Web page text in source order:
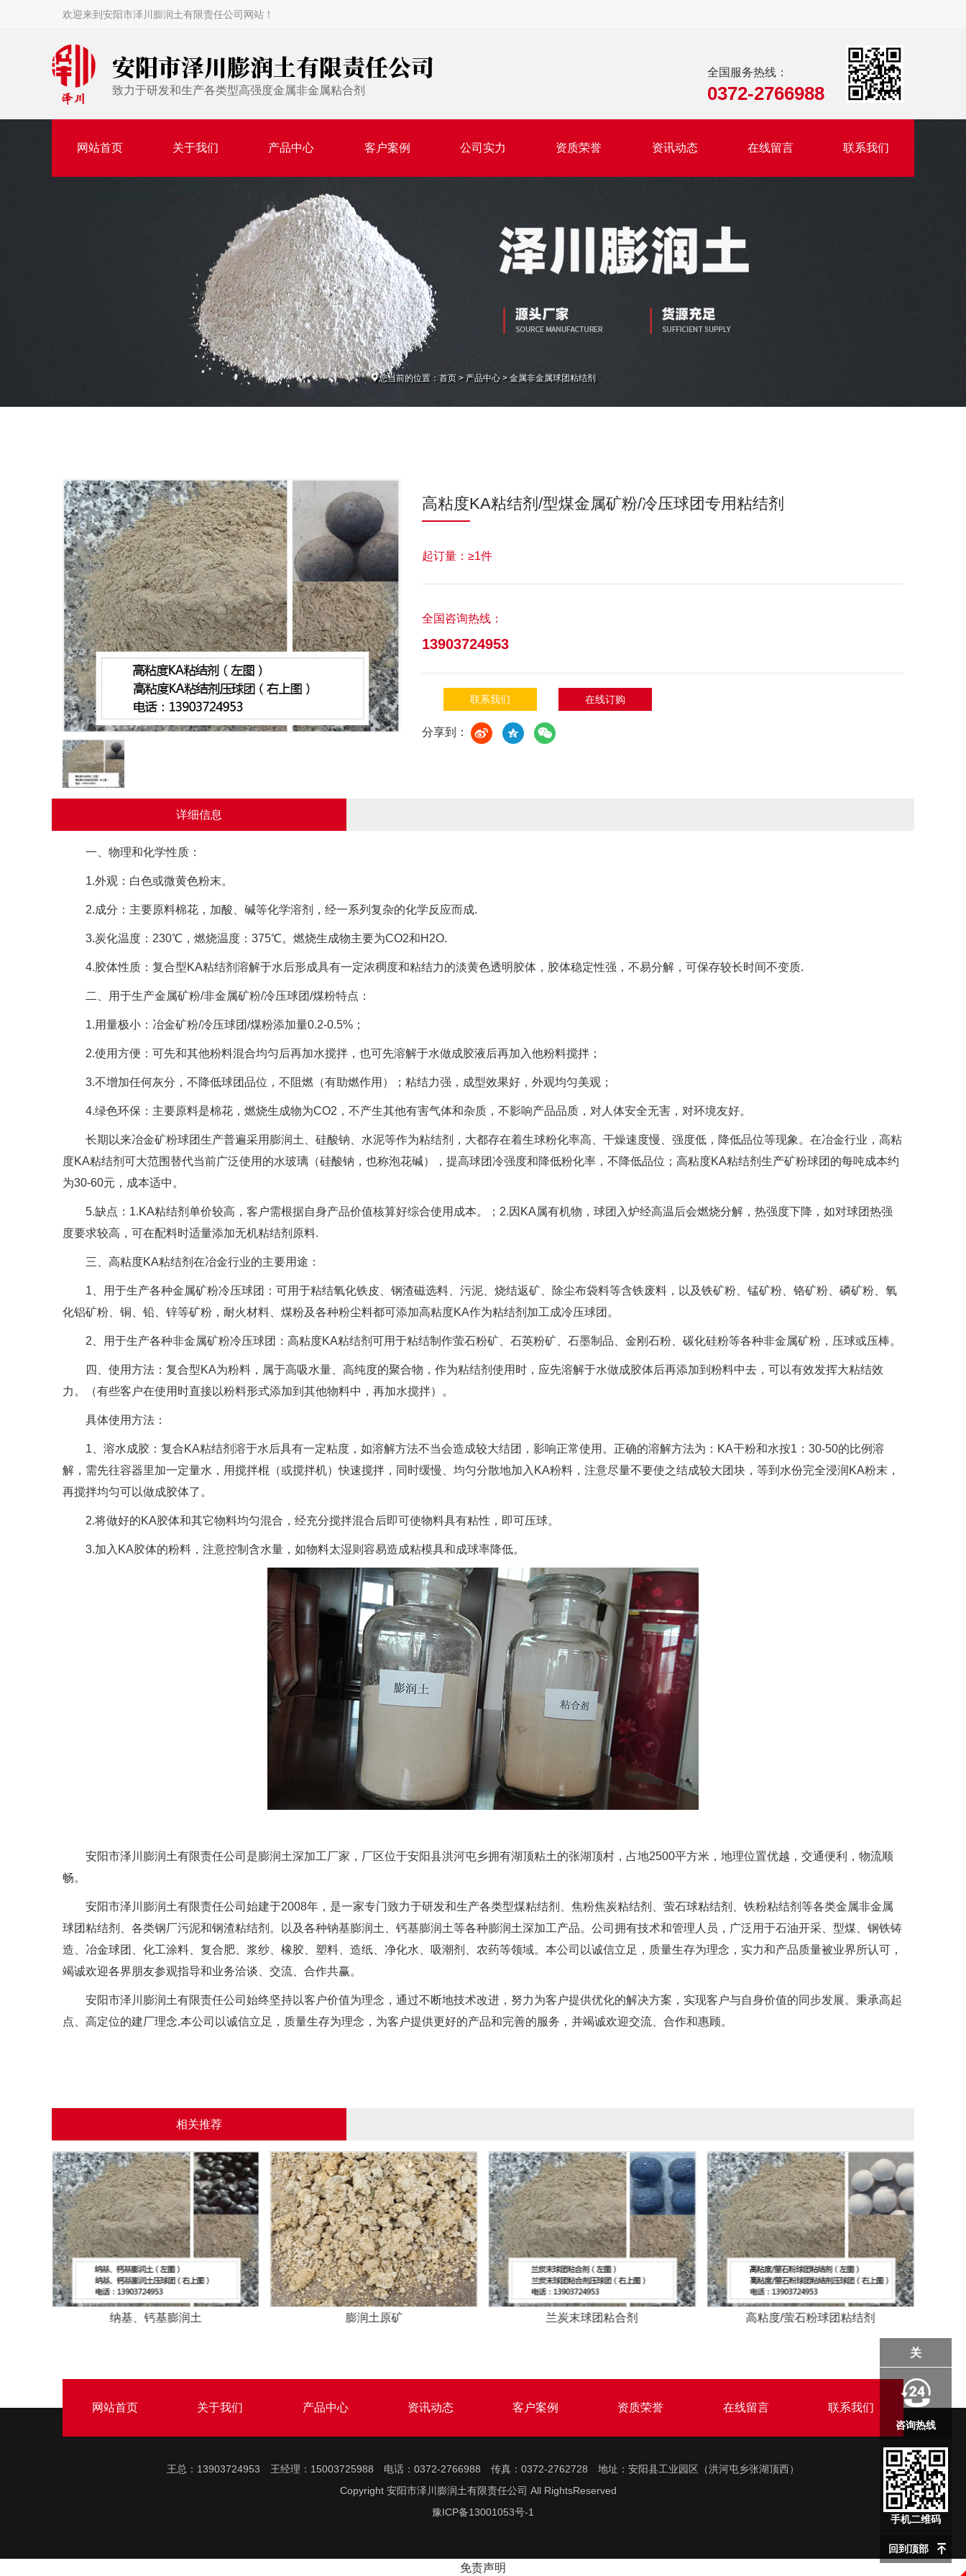
欢迎来到安阳市泽川膨润土有限责任公司网站！
安阳市泽川膨润土有限责任公司
致力于研发和生产各类型高强度金属非金属粘合剂
全国服务热线：
0372-2766988
网站首页 关于我们 产品中心 客户案例 公司实力 资质荣誉 资讯动态 在线留言 联系我们
您当前的位置： 首页 > 产品中心 >金属非金属球团粘结剂
高粘度KA粘结剂/型煤金属矿粉/冷压球团专用粘结剂
起订量：≥1件
全国咨询热线：
13903724953
联系我们 在线订购
分享到：
详细信息
一、物理和化学性质：
1.外观：白色或微黄色粉末。
2.成分：主要原料棉花，加酸、碱等化学溶剂，经一系列复杂的化学反应而成.
3.炭化温度：230℃，燃烧温度：375℃。燃烧生成物主要为CO2和H2O.
4.胶体性质：复合型KA粘结剂溶解于水后形成具有一定浓稠度和粘结力的淡黄色透明胶体，胶体稳定性强，不易分解，可保存较长时间不变质.
二、用于生产金属矿粉/非金属矿粉/冷压球团/煤粉特点：
1.用量极小：冶金矿粉/冷压球团/煤粉添加量0.2-0.5%；
2.使用方便：可先和其他粉料混合均匀后再加水搅拌，也可先溶解于水做成胶液后再加入他粉料搅拌；
3.不增加任何灰分，不降低球团品位，不阻燃（有助燃作用）；粘结力强，成型效果好，外观均匀美观；
4.绿色环保：主要原料是棉花，燃烧生成物为CO2，不产生其他有害气体和杂质，不影响产品品质，对人体安全无害，对环境友好。
长期以来冶金矿粉球团生产普遍采用膨润土、硅酸钠、水泥等作为粘结剂，大都存在着生球粉化率高、干燥速度慢、强度低，降低品位等现象。在冶金行业，高粘
度KA粘结剂可大范围替代当前广泛使用的水玻璃（硅酸钠，也称泡花碱），提高球团冷强度和降低粉化率，不降低品位；高粘度KA粘结剂生产矿粉球团的每吨成本约
为30-60元，成本适中。
5.缺点：1.KA粘结剂单价较高，客户需根据自身产品价值核算好综合使用成本。；2.因KA属有机物，球团入炉经高温后会燃烧分解，热强度下降，如对球团热强
度要求较高，可在配料时适量添加无机粘结剂原料.
三、高粘度KA粘结剂在冶金行业的主要用途：
1、用于生产各种金属矿粉冷压球团：可用于粘结氧化铁皮、钢渣磁选料、污泥、烧结返矿、除尘布袋料等含铁废料，以及铁矿粉、锰矿粉、铬矿粉、磷矿粉、氧
化铝矿粉、铜、铅、锌等矿粉，耐火材料、煤粉及各种粉尘料都可添加高粘度KA作为粘结剂加工成冷压球团。
2、用于生产各种非金属矿粉冷压球团：高粘度KA粘结剂可用于粘结制作萤石粉矿、石英粉矿、石墨制品、金刚石粉、碳化硅粉等各种非金属矿粉，压球或压棒。
四、使用方法：复合型KA为粉料，属于高吸水量、高纯度的聚合物，作为粘结剂使用时，应先溶解于水做成胶体后再添加到粉料中去，可以有效发挥大粘结效
力。（有些客户在使用时直接以粉料形式添加到其他物料中，再加水搅拌）。
具体使用方法：
1、溶水成胶：复合KA粘结剂溶于水后具有一定粘度，如溶解方法不当会造成较大结团，影响正常使用。正确的溶解方法为：KA干粉和水按1：30-50的比例溶
解，需先往容器里加一定量水，用搅拌棍（或搅拌机）快速搅拌，同时缓慢、均匀分散地加入KA粉料，注意尽量不要使之结成较大团块，等到水份完全浸润KA粉末，
再搅拌均匀可以做成胶体了。
2.将做好的KA胶体和其它物料均匀混合，经充分搅拌混合后即可使物料具有粘性，即可压球。
3.加入KA胶体的粉料，注意控制含水量，如物料太湿则容易造成粘模具和成球率降低。
安阳市泽川膨润土有限责任公司是膨润土深加工厂家，厂区位于安阳县洪河屯乡拥有湖顶粘土的张湖顶村，占地2500平方米，地理位置优越，交通便利，物流顺
畅。
安阳市泽川膨润土有限责任公司始建于2008年，是一家专门致力于研发和生产各类型煤粘结剂、焦粉焦炭粘结剂、萤石球粘结剂、铁粉粘结剂等各类金属非金属
球团粘结剂、各类钢厂污泥和钢渣粘结剂。以及各种钠基膨润土、钙基膨润土等各种膨润土深加工产品。公司拥有技术和管理人员，广泛用于石油开采、型煤、钢铁铸
造、冶金球团、化工涂料、复合肥、浆纱、橡胶、塑料、造纸、净化水、吸潮剂、农药等领域。本公司以诚信立足，质量生存为理念，实力和产品质量被业界所认可，
竭诚欢迎各界朋友参观指导和业务洽谈、交流、合作共赢。
安阳市泽川膨润土有限责任公司始终坚持以客户价值为理念，通过不断地技术改进，努力为客户提供优化的解决方案，实现客户与自身价值的同步发展。秉承高起
点、高定位的建厂理念.本公司以诚信立足，质量生存为理念，为客户提供更好的产品和完善的服务，并竭诚欢迎交流、合作和惠顾。
相关推荐
高粘度KA粘结剂/型煤金属矿粉/冷压球团
煤粘合剂 煤球团粘合剂粘结剂 膨润土原矿
网站首页 关于我们 产品中心 资讯动态 客户案例 资质荣誉 在线留言 联系我们
王总：13903724953 王经理：15003725988 电话：0372-2766988 传真：0372-2762728 地址：安阳县工业园区（洪河屯乡张湖顶西）
Copyright 安阳市泽川膨润土有限责任公司 All RightsReserved
豫ICP备13001053号-1
关
咨询热线
手机二维码
回到顶部
免责声明